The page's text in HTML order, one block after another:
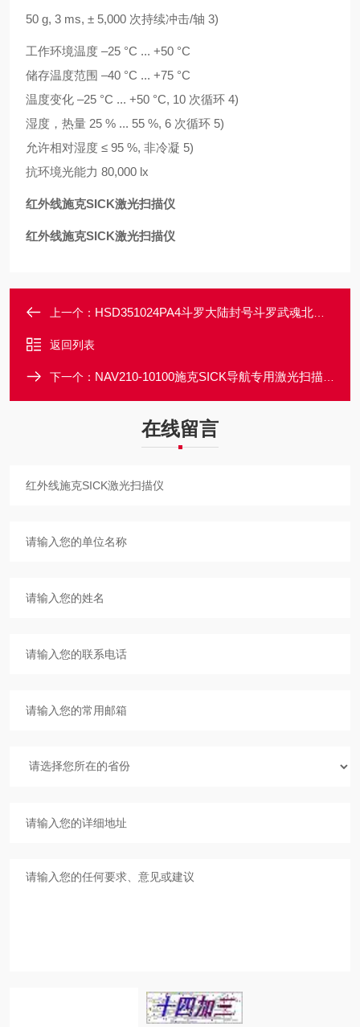
50 g, 3 ms, ± 5,000 次持续冲击/轴 3)
工作环境温度 –25 °C ... +50 °C
储存温度范围 –40 °C ... +75 °C
温度变化 –25 °C ... +50 °C, 10 次循环 4)
湿度，热量 25 % ... 55 %, 6 次循环 5)
允许相对湿度 ≤ 95 %, 非冷凝 5)
抗环境光能力 80,000 lx
红外线施克SICK激光扫描仪
红外线施克SICK激光扫描仪
上一个： HSD351024PA4斗罗大陆封号斗罗武魂北极星编码器
返回列表
下一个： NAV210-10100施克SICK导航专用激光扫描仪
在线留言